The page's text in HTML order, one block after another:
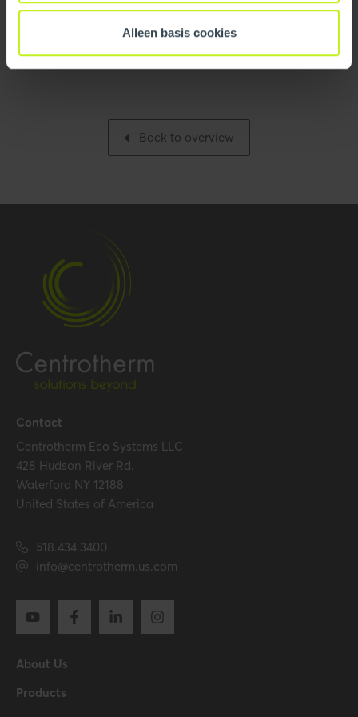
Alleen basis cookies
Base unit packaging Unpacked
Packaging / Trade
76.2 mm / 3 inch
Packaging / Trade
76.2 mm / 3 inch
Packaging / Trade width
Performance
Temperature resistance
Certificates (US/CAN)
– ICC-ES
Hide all specifications
Leaflet/flyer
Quick Guide - InnoFlue
Back to overview
Contact
Centrotherm Eco Systems LLC
428 Hudson River Rd.
Waterford NY 12188
United States of America
518.434.3400
info@centrotherm.us.com
About Us
Products